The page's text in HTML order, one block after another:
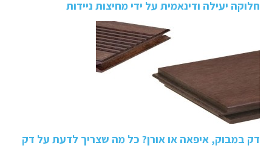
חלוקה יעילה ודינאמית על ידי מחיצות ניידות
דק במבוק, איפאה או אורן? כל מה שצריך לדעת על דק